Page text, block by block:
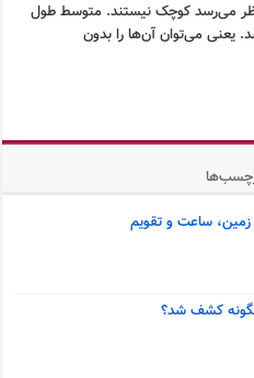
می‌رسد کوچک نیستند. متوسط طول
یعنی می‌توان آن‌ها را بدون
ساعت و تقویم
کشف شد؟